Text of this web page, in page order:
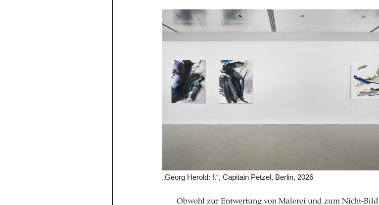
„Georg Herold: f.“, Capitain Petzel, Berlin, 2026
Obwohl zur Entwertung von Malerei und zum Nicht-Bild